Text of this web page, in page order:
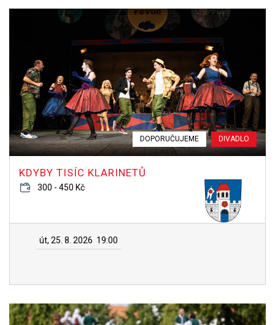
DOPORUČUJEME DIVADLO
KDYBY TISÍC KLARINETŮ
300 - 450 Kč
út, 25. 8. 2026 19:00